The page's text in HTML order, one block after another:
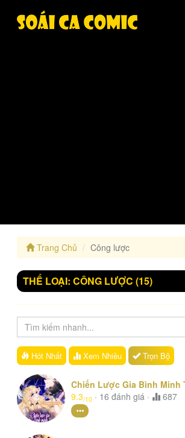
Trang Chủ Công lược
THỂ LOẠI: CÔNG LƯỢC (15)
Hót Nhất Xem Nhiều Trọn Bộ
Chiến Lược Gia Bình Minh
9.3/10 · 16 đánh giá · 687